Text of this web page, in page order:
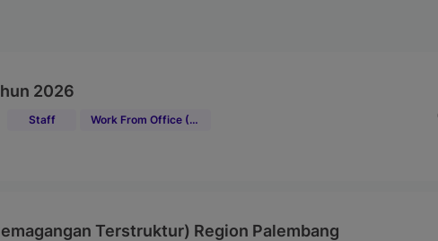
2026
Staff
Work From Office (WFO)
Terstruktur) Region Palembang